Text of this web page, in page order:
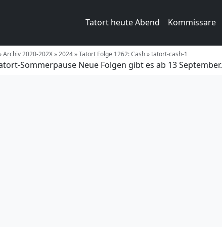
Tatort heute Abend Kommissare
Archiv 2020-202X»2024»Tatort Folge 1262: Cash»tatort-cash-1
Sommerpause Neue Folgen gibt es ab 13 September.